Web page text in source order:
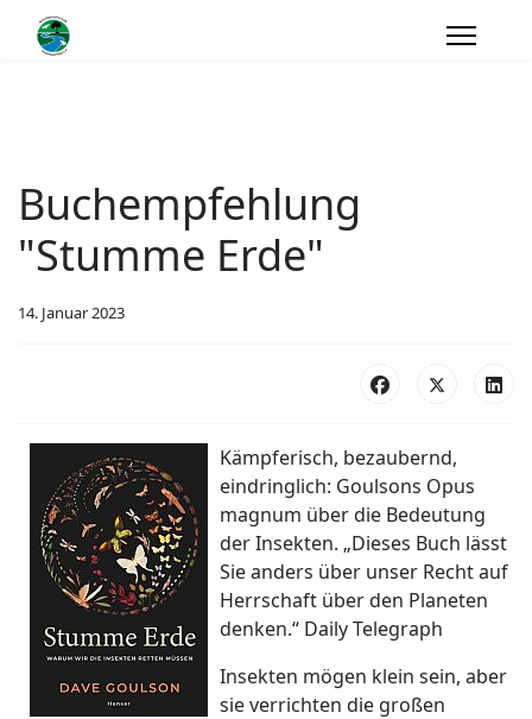
Buchempfehlung
"Stumme Erde"
14. Januar 2023
Kämpferisch, bezaubernd,
eindringlich: Goulsons Opus
magnum über die Bedeutung
der Insekten. „Dieses Buch lässt
Sie anders über unser Recht auf
Herrschaft über den Planeten
denken.“ Daily Telegraph
Insekten mögen klein sein, aber
sie verrichten die großen